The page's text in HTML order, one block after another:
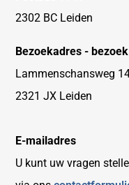
2302 BC Leiden
Bezoekadres -
Lammenschansweg
2321 JX Leiden
E-mailadres
U kunt uw vragen